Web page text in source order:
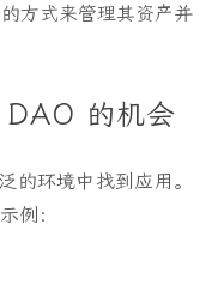
方式来管理其资产并
的机会
的环境中找到应用。
例：